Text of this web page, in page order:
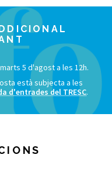
5 d'agost a les 12h.
està subjecta a les
d'entrades del TRESC.